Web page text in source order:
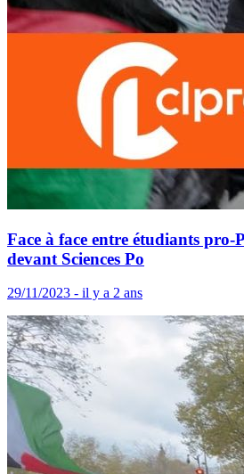
Face à face entre étudiants pro-
devant Sciences Po
29/11/2023 - il y a 2 ans